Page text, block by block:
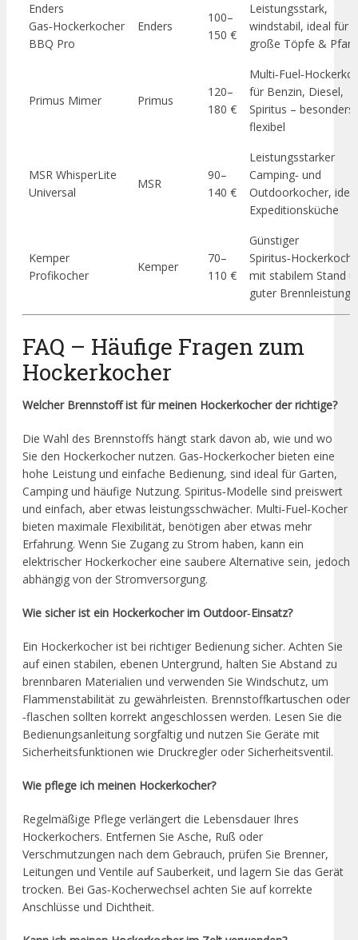
Enders
Gas‑Hockerkocher
BBQ Pro
Enders
100–
150 €
Leistungsstark,
windstabil, ideal für
große Töpfe &
Primus Mimer Primus
120–
180 €
für Benzin, Diesel,
Spiritus – besonders
flexibel
MSR WhisperLite
Universal
MSR
90–
140 €
Leistungsstarker
Camping‑ und
Outdoorkocher,
Expeditionsküche
Kemper
Profikocher
Kemper
70–
110 €
Günstiger
mit stabilem Stand
guter Brennleistung
FAQ – Häufige Fragen zum
Hockerkocher
Welcher Brennstoff ist für meinen Hockerkocher der richtige?
Die Wahl des Brennstoffs hängt stark davon ab, wie und wo
Sie den Hockerkocher nutzen. Gas‑Hockerkocher bieten eine
hohe Leistung und einfache Bedienung, sind ideal für Garten,
Camping und häufige Nutzung. Spiritus‑Modelle sind preiswert
und einfach, aber etwas leistungsschwächer. Multi‑Fuel‑Kocher
bieten maximale Flexibilität, benötigen aber etwas mehr
Erfahrung. Wenn Sie Zugang zu Strom haben, kann ein
elektrischer Hockerkocher eine saubere Alternative sein, jedoch
abhängig von der Stromversorgung.
Wie sicher ist ein Hockerkocher im Outdoor‑Einsatz?
Ein Hockerkocher ist bei richtiger Bedienung sicher. Achten Sie
auf einen stabilen, ebenen Untergrund, halten Sie Abstand zu
brennbaren Materialien und verwenden Sie Windschutz, um
Flammenstabilität zu gewährleisten. Brennstoffkartuschen oder
‑flaschen sollten korrekt angeschlossen werden. Lesen Sie die
Bedienungsanleitung sorgfältig und nutzen Sie Geräte mit
Sicherheitsfunktionen wie Druckregler oder Sicherheitsventil.
Wie pflege ich meinen Hockerkocher?
Regelmäßige Pflege verlängert die Lebensdauer Ihres
Hockerkochers. Entfernen Sie Asche, Ruß oder
Verschmutzungen nach dem Gebrauch, prüfen Sie Brenner,
Leitungen und Ventile auf Sauberkeit, und lagern Sie das Gerät
trocken. Bei Gas‑Kocherwechsel achten Sie auf korrekte
Anschlüsse und Dichtheit.